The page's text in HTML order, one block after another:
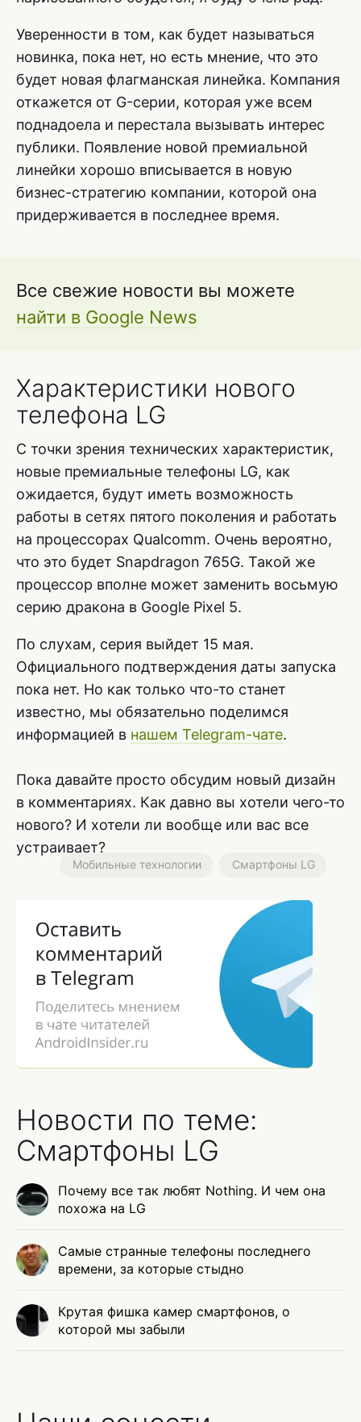
Уверенности в том, как будет называться
новинка, пока нет, но есть мнение, что это
будет новая флагманская линейка. Компания
откажется от G-серии, которая уже всем
поднадоела и перестала вызывать интерес
публики. Появление новой премиальной
линейки хорошо вписывается в новую
бизнес-стратегию компании, которой она
придерживается в последнее время.
Все свежие новости вы можете
найти в Google News
Характеристики нового
телефона LG
С точки зрения технических характеристик,
новые премиальные телефоны LG, как
ожидается, будут иметь возможность
работы в сетях пятого поколения и работать
на процессорах Qualcomm. Очень вероятно,
что это будет Snapdragon 765G. Такой же
процессор вполне может заменить восьмую
серию дракона в Google Pixel 5.
По слухам, серия выйдет 15 мая.
Официального подтверждения даты запуска
пока нет. Но как только что-то станет
известно, мы обязательно поделимся
информацией в нашем Telegram-чате.
Пока давайте просто обсудим новый дизайн
в комментариях. Как давно вы хотели чего-то
нового? И хотели ли вообще или вас все
устраивает?
Мобильные технологии Смартфоны LG
Новости по теме:
Смартфоны LG
Почему все так любят Nothing. И чем она
похожа на LG
Самые странные телефоны последнего
времени, за которые стыдно
Крутая фишка камер смартфонов, о
которой мы забыли